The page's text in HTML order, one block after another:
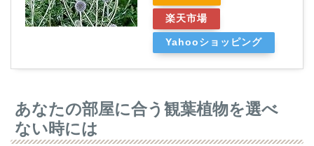
楽天市場
Yahooショッピング
あなたの部屋に合う観葉植物を選べ
ない時には